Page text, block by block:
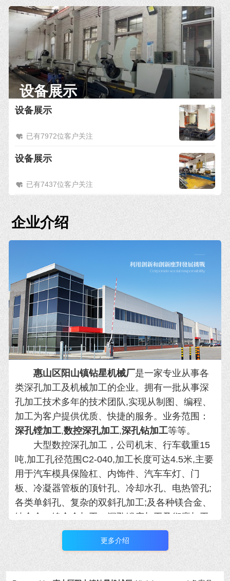
设备展示
设备展示
已有7972位客户关注
设备展示
已有7437位客户关注
企业介绍
惠山区阳山镇钻星机械厂是一家专业从事各
类深孔加工及机械加工的企业。拥有一批从事深
孔加工技术多年的技术团队,实现从制图、编程、
加工为客户提供优质、快捷的服务。业务范围：
深孔镗加工,数控深孔加工,深孔钻加工等等。
大型数控深孔加工，公司机末、行车载重15
吨,加工孔径范围C2-040,加工长度可达4.5米,主要
用于汽车模具保险杠、内饰件、汽车车灯、门
板、冷凝器管板的顶针孔、冷却水孔、电热管孔;
各类单斜孔、复杂的双斜孔加工;及各种镁合金、
钛合金、镍合金加工。 深孔镗床加工及衍磨加工:
加工孔径范围435-C 600,加工长度可达6米，C 15
及以上孔单边钻孔可达4米,主要用于煤炭、化
工、工
程机械、船舶、造纸、矿山、冶金等行
业。
更多介绍